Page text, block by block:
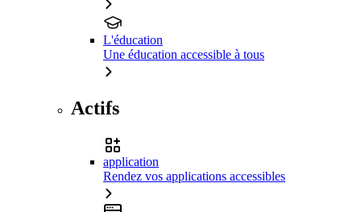
L'éducation
Une éducation accessible à tous
Actifs
application
Rendez vos applications accessibles